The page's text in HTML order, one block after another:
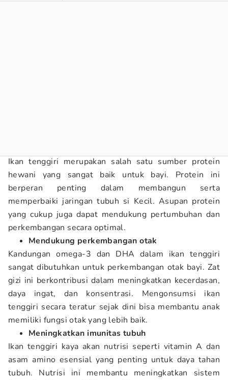
Ikan tenggiri merupakan salah satu sumber protein
hewani yang sangat baik untuk bayi. Protein ini
berperan penting dalam membangun serta
memperbaiki jaringan tubuh si Kecil. Asupan protein
yang cukup juga dapat mendukung pertumbuhan dan
perkembangan secara optimal.
Mendukung perkembangan otak
Kandungan omega-3 dan DHA dalam ikan tenggiri
sangat dibutuhkan untuk perkembangan otak bayi. Zat
gizi ini berkontribusi dalam meningkatkan kecerdasan,
daya ingat, dan konsentrasi. Mengonsumsi ikan
tenggiri secara teratur sejak dini bisa membantu anak
memiliki fungsi otak yang lebih baik.
Meningkatkan imunitas tubuh
Ikan tenggiri kaya akan nutrisi seperti vitamin A dan
asam amino esensial yang penting untuk daya tahan
tubuh. Nutrisi ini membantu meningkatkan sistem